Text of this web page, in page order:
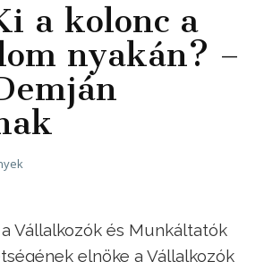
a kolonc a
nyakán? –
Vállalkozók és Munkáltatók
elnöke a Vállalkozók